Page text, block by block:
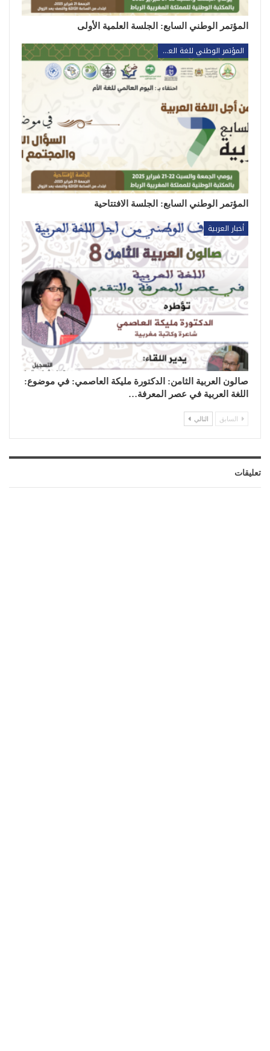
المؤتمر الوطني السابع: الجلسة العلمية الأولى
المؤتمر الوطني للغة العربية
المؤتمر الوطني السابع: الجلسة الافتتاحية
أخبار العربية
صالون العربية الثامن: الدكتورة مليكة العاصمي: في موضوع:
اللغة العربية في عصر المعرفة…
السابق التالي
تعليقات